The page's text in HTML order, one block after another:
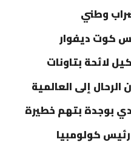
وطني
كوت ديفوار
لائحة بتاونات
إلى العالمية
بوجدة بتهم خطيرة
كولومبيا